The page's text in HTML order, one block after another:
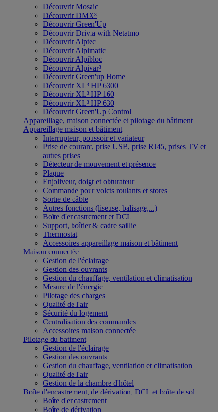
Découvrir Mosaic
Découvrir DMX³
Découvrir Green'Up
Découvrir Drivia with Netatmo
Découvrir Alptec
Découvrir Alpimatic
Découvrir Alpibloc
Découvrir Alpivar³
Découvrir Green'up Home
Découvrir XL³ HP 6300
Découvrir XL³ HP 160
Découvrir XL³ HP 630
Découvrir Green'Up Control
Appareillage, maison connectée et pilotage du bâtiment
Appareillage maison et bâtiment
Interrupteur, poussoir et variateur
Prise de courant, prise USB, prise RJ45, prises TV et
autres prises
Détecteur de mouvement et présence
Plaque
Enjoliveur, doigt et obturateur
Commande pour volets roulants et stores
Sortie de câble
Autres fonctions (liseuse, balisage,...)
Boîte d'encastrement et DCL
Support, boîtier & cadre saillie
Thermostat
Accessoires appareillage maison et bâtiment
Maison connectée
Gestion de l'éclairage
Gestion des ouvrants
Gestion du chauffage, ventilation et climatisation
Mesure de l'énergie
Pilotage des charges
Qualité de l'air
Sécurité du logement
Centralisation des commandes
Accessoires maison connectée
Pilotage du batiment
Gestion de l'éclairage
Gestion des ouvrants
Gestion du chauffage, ventilation et climatisation
Qualité de l'air
Gestion de la chambre d'hôtel
Boîte d'encastrement, de dérivation, DCL et boîte de sol
Boîte d'encastrement
Boîte de dérivation